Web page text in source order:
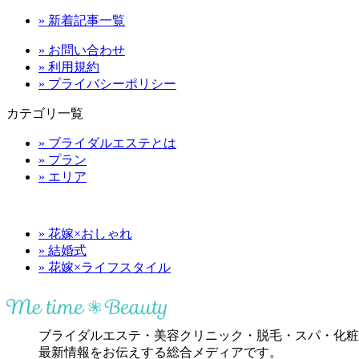
» 新着記事一覧
» お問い合わせ
» 利用規約
» プライバシーポリシー
カテゴリ一覧
» ブライダルエステとは
» プラン
» エリア
» 花嫁×おしゃれ
» 結婚式
» 花嫁×ライフスタイル
ブライダルエステ・美容クリニック・脱毛・スパ・化
最新情報をお伝えする総合メディアです。